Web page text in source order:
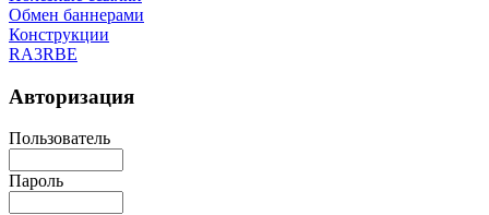
Обмен баннерами
Конструкции
RA3RBE
Авторизация
Пользователь
Пароль